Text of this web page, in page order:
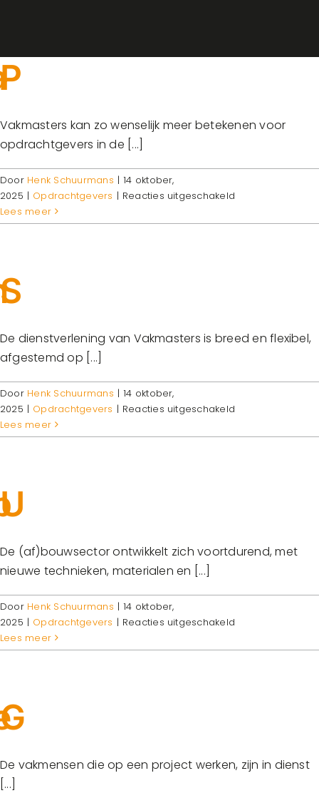
Vakmasters kan zo wenselijk meer betekenen voor
opdrachtgevers in de [...]
Door Henk Schuurmans | 14 oktober,
2025 | Opdrachtgevers | Reacties uitgeschakeld
in
Lees meer
De dienstverlening van Vakmasters is breed en flexibel,
afgestemd op [...]
Door Henk Schuurmans | 14 oktober,
2025 | Opdrachtgevers | Reacties uitgeschakeld
en/of
Lees meer
De (af)bouwsector ontwikkelt zich voortdurend, met
nieuwe technieken, materialen en [...]
Door Henk Schuurmans | 14 oktober,
2025 | Opdrachtgevers | Reacties uitgeschakeld
to-
Lees meer
De vakmensen die op een project werken, zijn in dienst
[...]